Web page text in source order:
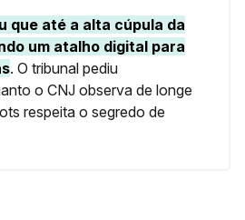
que até a alta cúpula da
um atalho digital para
. O tribunal pediu
o CNJ observa de longe
respeita o segredo de